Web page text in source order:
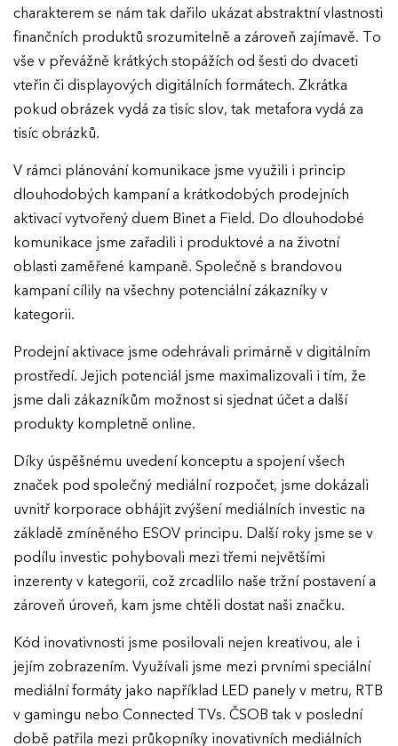
charakterem se nám tak dařilo ukázat abstraktní vlastnosti
finančních produktů srozumitelně a zároveň zajímavě. To
vše v převážně krátkých stopážích od šesti do dvaceti
vteřin či displayových digitálních formátech. Zkrátka
pokud obrázek vydá za tisíc slov, tak metafora vydá za
tisíc obrázků.
V rámci plánování komunikace jsme využili i princip
dlouhodobých kampaní a krátkodobých prodejních
aktivací vytvořený duem Binet a Field. Do dlouhodobé
komunikace jsme zařadili i produktové a na životní
oblasti zaměřené kampaně. Společně s brandovou
kampaní cílily na všechny potenciální zákazníky v
kategorii.
Prodejní aktivace jsme odehrávali primárně v digitálním
prostředí. Jejich potenciál jsme maximalizovali i tím, že
jsme dali zákazníkům možnost si sjednat účet a další
produkty kompletně online.
Díky úspěšnému uvedení konceptu a spojení všech
značek pod společný mediální rozpočet, jsme dokázali
uvnitř korporace obhájit zvýšení mediálních investic na
základě zmíněného ESOV principu. Další roky jsme se v
podílu investic pohybovali mezi třemi největšími
inzerenty v kategorii, což zrcadlilo naše tržní postavení a
zároveň úroveň, kam jsme chtěli dostat naši značku.
Kód inovativnosti jsme posilovali nejen kreativou, ale i
jejím zobrazením. Využívali jsme mezi prvními speciální
mediální formáty jako například LED panely v metru, RTB
v gamingu nebo Connected TVs. ČSOB tak v poslední
době patřila mezi průkopníky inovativních mediálních